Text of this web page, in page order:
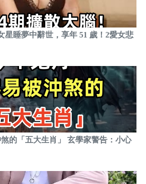
星睡夢中辭世，享年 51 歲！2愛女悲
的「五大生肖」 玄學家警告：小心